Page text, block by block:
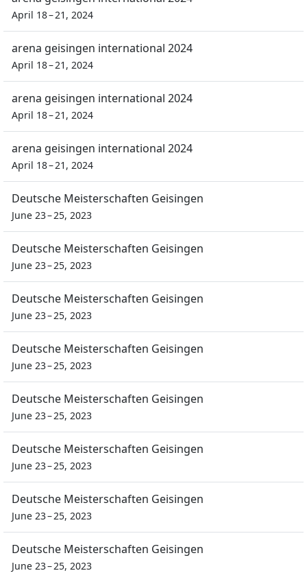
April 18 – 21, 2024
arena geisingen international 2024
April 18 – 21, 2024
arena geisingen international 2024
April 18 – 21, 2024
arena geisingen international 2024
April 18 – 21, 2024
Deutsche Meisterschaften Geisingen
June 23 – 25, 2023
Deutsche Meisterschaften Geisingen
June 23 – 25, 2023
Deutsche Meisterschaften Geisingen
June 23 – 25, 2023
Deutsche Meisterschaften Geisingen
June 23 – 25, 2023
Deutsche Meisterschaften Geisingen
June 23 – 25, 2023
Deutsche Meisterschaften Geisingen
June 23 – 25, 2023
Deutsche Meisterschaften Geisingen
June 23 – 25, 2023
Deutsche Meisterschaften Geisingen
June 23 – 25, 2023